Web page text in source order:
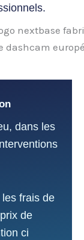
dans les
frais de
de
ci